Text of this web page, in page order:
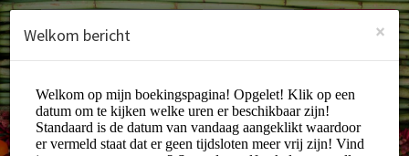
INSCHRIJVEN
×
Welkom bericht